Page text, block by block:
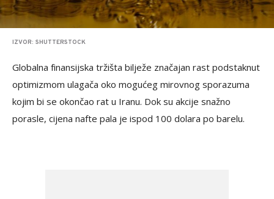
IZVOR: SHUTTERSTOCK
Globalna finansijska tržišta bilježe značajan rast podstaknut
optimizmom ulagača oko mogućeg mirovnog sporazuma
kojim bi se okončao rat u Iranu. Dok su akcije snažno
porasle, cijena nafte pala je ispod 100 dolara po barelu.